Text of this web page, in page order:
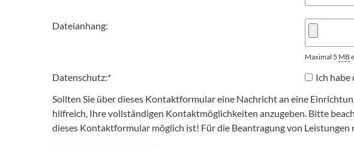
Dateianhang:
Maximal 5 MB
Datenschutz:* Ich habe
Sollten Sie über dieses Kontaktformular eine Nachricht an eine
hilfreich, Ihre vollständigen Kontaktmöglichkeiten anzugeben. Bitte
dieses Kontaktformular möglich ist! Für die Beantragung von